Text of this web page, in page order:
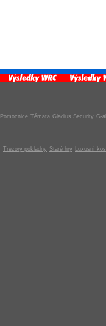
Pomocnice Témata Gladius Security G-
Trezory pokladny Staré hry Luxusní